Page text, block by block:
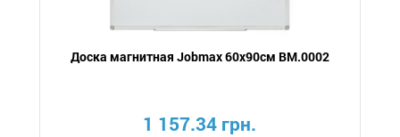
Доска магнитная Jobmax 60х90см BM.0002
1 157.34 грн.